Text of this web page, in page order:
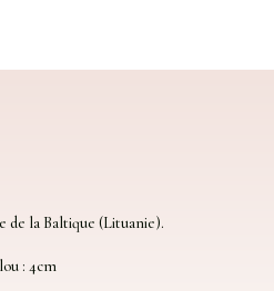
de la Baltique (Lituanie).
: 4cm